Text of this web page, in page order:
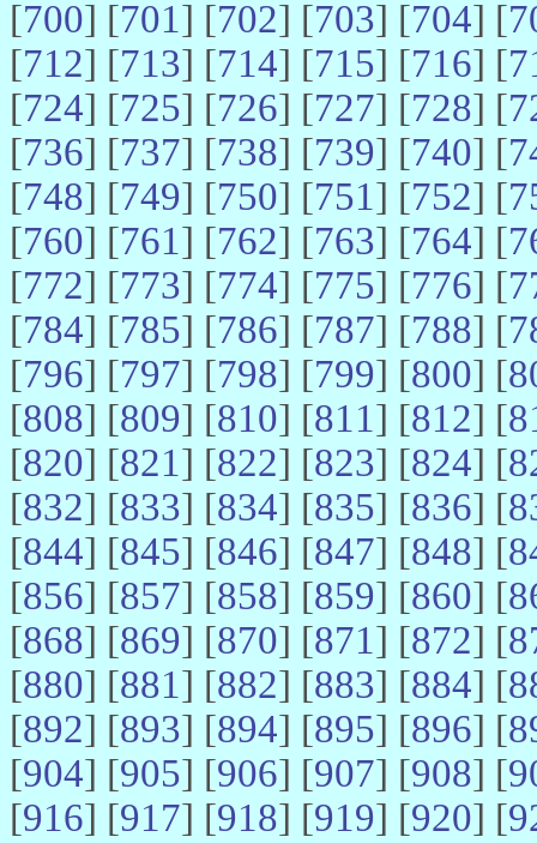
[700] [701] [702] [703] [704] [
[712] [713] [714] [715] [716] [
[724] [725] [726] [727] [728] [
[736] [737] [738] [739] [740] [
[748] [749] [750] [751] [752] [
[760] [761] [762] [763] [764] [
[772] [773] [774] [775] [776] [
[784] [785] [786] [787] [788] [
[796] [797] [798] [799] [800] [
[808] [809] [810] [811] [812] [
[820] [821] [822] [823] [824] [
[832] [833] [834] [835] [836] [
[844] [845] [846] [847] [848] [
[856] [857] [858] [859] [860] [
[868] [869] [870] [871] [872] [
[880] [881] [882] [883] [884] [
[892] [893] [894] [895] [896] [
[904] [905] [906] [907] [908] [
[916] [917] [918] [919] [920] [